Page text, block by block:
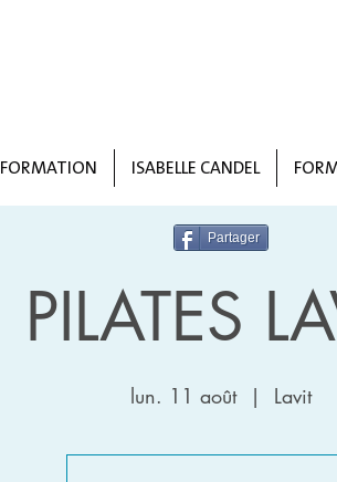
FORMATION ISABELLE CANDEL
PILATES
lun. 11 août
  |
Lavit
Partager